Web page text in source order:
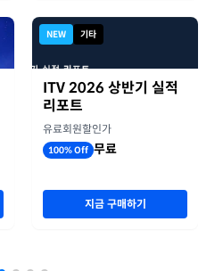
NEW 기타
ITV 2026 상반기 실적
리포트
유료회원할인가
100% Off 무료
지금 구매하기